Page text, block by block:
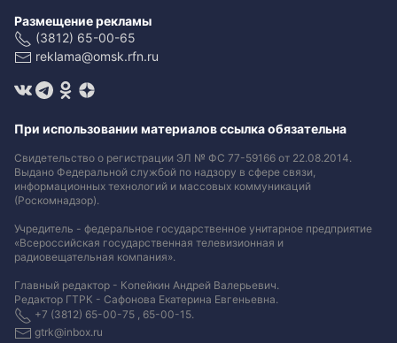
Размещение рекламы
(3812) 65-00-65
reklama@omsk.rfn.ru
При использовании материалов ссылка обязательна
Свидетельство о регистрации ЭЛ № ФС 77-59166 от 22.08.2014.
Выдано Федеральной службой по надзору в сфере связи,
информационных технологий и массовых коммуникаций
(Роскомнадзор).
Учредитель - федеральное государственное унитарное предприятие
«Всероссийская государственная телевизионная и
радиовещательная компания».
Главный редактор - Копейкин Андрей Валерьевич.
Редактор ГТРК - Сафонова Екатерина Евгеньевна.
+7 (3812) 65-00-75 , 65-00-15.
gtrk@inbox.ru